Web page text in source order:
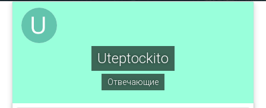
Uteptockito
Отвечающие